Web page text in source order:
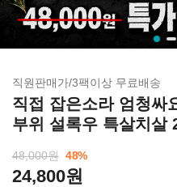
직원판매가/3팩이상 무료배송
직접 잡은소라 엄청싸
부위 설록우 특살치살
48,000원 48%
24,800원